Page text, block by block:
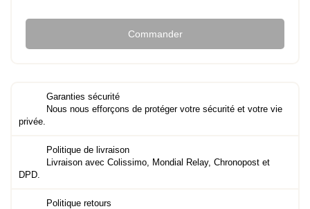
Commander
Garanties sécurité
Nous nous efforçons de protéger votre sécurité et votre vie
privée.
Politique de livraison
Livraison avec Colissimo, Mondial Relay, Chronopost et
DPD.
Politique retours